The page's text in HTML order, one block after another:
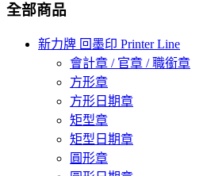
全部商品
新力牌 回墨印 Printer Line
會計章 / 官章 / 職銜章
方形章
方形日期章
矩型章
矩型日期章
圓形章